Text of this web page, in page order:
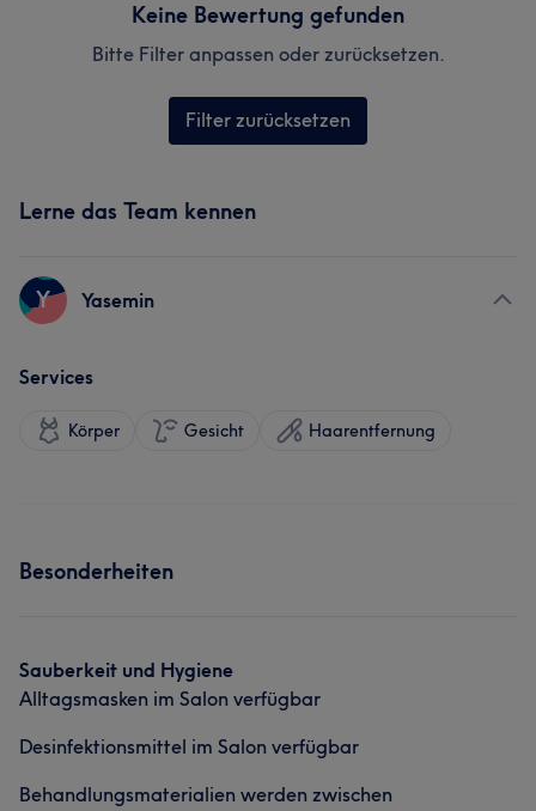
Keine Bewertung gefunden
Bitte Filter anpassen oder zurücksetzen.
Filter zurücksetzen
Lerne das Team kennen
Y Yasemin
Services
Körper Gesicht Haarentfernung
Besonderheiten
Sauberkeit und Hygiene
Alltagsmasken im Salon verfügbar
Desinfektionsmittel im Salon verfügbar
Behandlungsmaterialien werden zwischen